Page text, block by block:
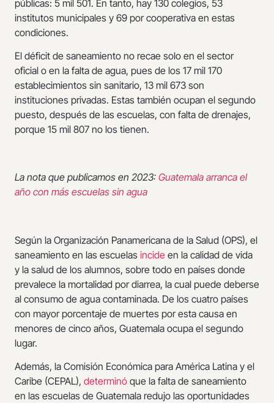
públicas: 5 mil 501. En tanto, hay 130 colegios, 53
institutos municipales y 69 por cooperativa en estas
condiciones.
El déficit de saneamiento no recae solo en el sector
oficial o en la falta de agua, pues de los 17 mil 170
establecimientos sin sanitario, 13 mil 673 son
instituciones privadas. Estas también ocupan el segundo
puesto, después de las escuelas, con falta de drenajes,
porque 15 mil 807 no los tienen.
La nota que publicamos en 2023: Guatemala arranca el
año con más escuelas sin agua
Según la Organización Panamericana de la Salud (OPS), el
saneamiento en las escuelas incide en la calidad de vida
y la salud de los alumnos, sobre todo en países donde
prevalece la mortalidad por diarrea, la cual puede deberse
al consumo de agua contaminada. De los cuatro países
con mayor porcentaje de muertes por esta causa en
menores de cinco años, Guatemala ocupa el segundo
lugar.
Además, la Comisión Económica para América Latina y el
Caribe (CEPAL), determinó que la falta de saneamiento
en las escuelas de Guatemala redujo las oportunidades